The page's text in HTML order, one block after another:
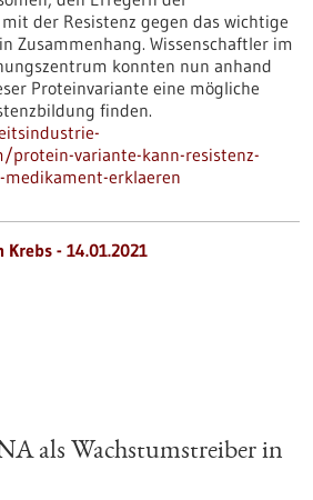
der Resistenz gegen das wichtige
Zusammenhang. Wissenschaftler im
konnten nun anhand
Proteinvariante eine mögliche
finden.
variante-kann-resistenz-
erklaeren
- 14.01.2021
als Wachstumstreiber in